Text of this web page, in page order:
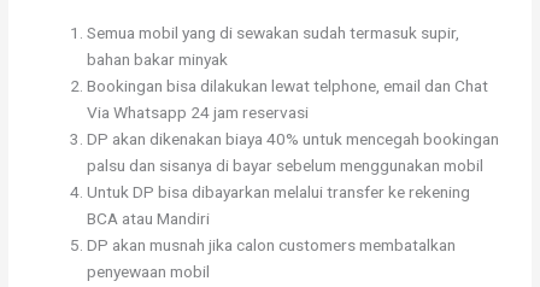
Semua mobil yang di sewakan sudah termasuk supir,
bahan bakar minyak
Bookingan bisa dilakukan lewat telphone, email dan Chat
Via Whatsapp 24 jam reservasi
DP akan dikenakan biaya 40% untuk mencegah bookingan
palsu dan sisanya di bayar sebelum menggunakan mobil
Untuk DP bisa dibayarkan melalui transfer ke rekening
BCA atau Mandiri
DP akan musnah jika calon customers membatalkan
penyewaan mobil